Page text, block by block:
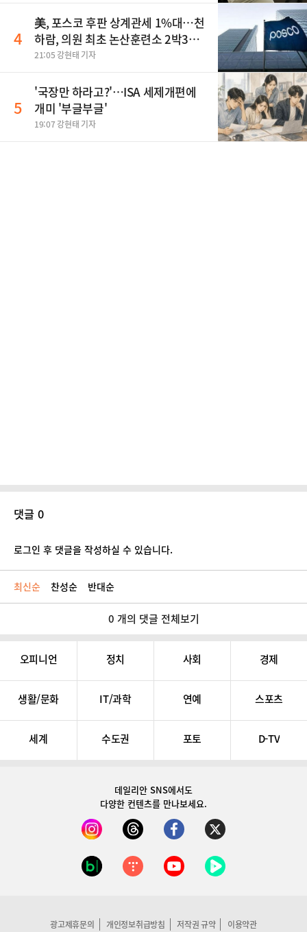
4
美, 포스코 후판 상계관세 1%대…천
하람, 의원 최초 논산훈련소 2박3일
'입소'
21:05 강현태 기자
5
'국장만 하라고?'…ISA 세제개편에
개미 '부글부글'
19:07 강현태 기자
댓글 0
로그인 후 댓글을 작성하실 수 있습니다.
최신순 찬성순 반대순
0 개의 댓글 전체보기
오피니언 정치 사회 경제
생활/문화 IT/과학 연예 스포츠
세계 수도권 포토 D-TV
데일리안 SNS에서도
다양한 컨텐츠를 만나보세요.
광고제휴문의 개인정보취급방침 저작권 규약 이용약관